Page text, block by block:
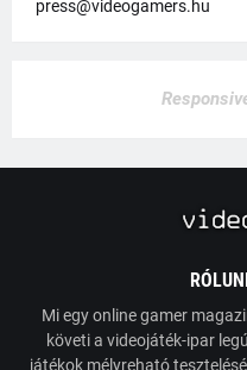
press@videogamers.hu
Mi egy online gamer
követi a videojáték-ipar
játékok mélyreható